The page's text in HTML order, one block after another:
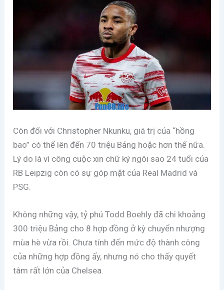
Còn đối với Christopher Nkunku, giá trị của “hồng
bao” có thể lên đến 70 triệu Bảng hoặc hơn thế nữa.
Lý do là vì công cuộc xin chữ ký ngôi sao 24 tuổi của
RB Leipzig còn có sự góp mặt của Real Madrid và
PSG.
Không những vậy, tỷ phú Todd Boehly đã chi khoảng
300 triệu Bảng cho 8 hợp đồng ở kỳ chuyển nhượng
mùa hè vừa rồi. Chưa tính đến mức độ thành công
của những hợp đồng ấy, nhưng nó cho thấy quyết
tâm rất lớn của Chelsea.